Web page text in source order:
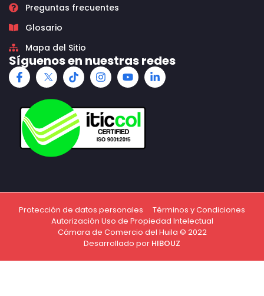
Preguntas frecuentes
Glosario
Mapa del Sitio
Síguenos en nuestras redes
Protección de datos personales
Términos y Condiciones
Autorización Uso de Propiedad Intelectual
Cámara de Comercio del Huila © 2022
Desarrollado por HIBOUZ